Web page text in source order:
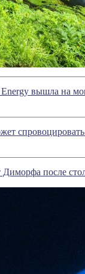
Energy вышла на
после